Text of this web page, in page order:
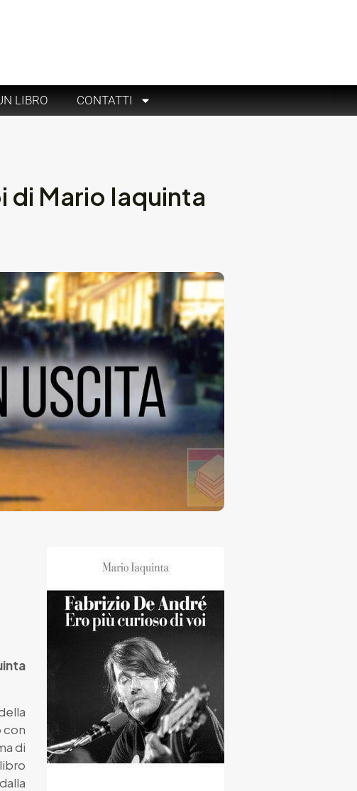
LIBRO CONTATTI
di Mario Iaquinta
con
di